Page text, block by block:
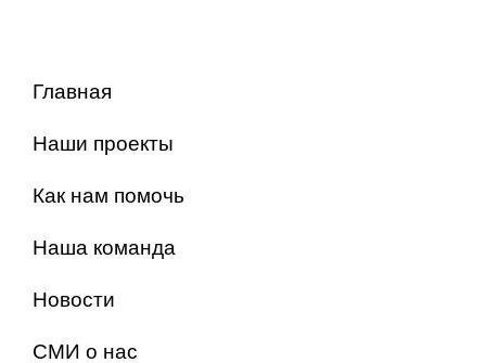
Главная
Наши проекты
Как нам помочь
Наша команда
Новости
СМИ о нас